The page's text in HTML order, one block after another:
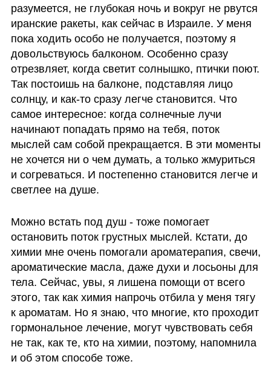
разумеется, не глубокая ночь и вокруг не рвутся
иранские ракеты, как сейчас в Израиле. У меня
пока ходить особо не получается, поэтому я
довольствуюсь балконом. Особенно сразу
отрезвляет, когда светит солнышко, птички поют.
Так постоишь на балконе, подставляя лицо
солнцу, и как-то сразу легче становится. Что
самое интересное: когда солнечные лучи
начинают попадать прямо на тебя, поток
мыслей сам собой прекращается. В эти моменты
не хочется ни о чем думать, а только жмуриться
и согреваться. И постепенно становится легче и
светлее на душе.
Можно встать под душ - тоже помогает
остановить поток грустных мыслей. Кстати, до
химии мне очень помогали ароматерапия, свечи,
ароматические масла, даже духи и лосьоны для
тела. Сейчас, увы, я лишена помощи от всего
этого, так как химия напрочь отбила у меня тягу
к ароматам. Но я знаю, что многие, кто проходит
гормональное лечение, могут чувствовать себя
не так, как те, кто на химии, поэтому, напомнила
и об этом способе тоже.